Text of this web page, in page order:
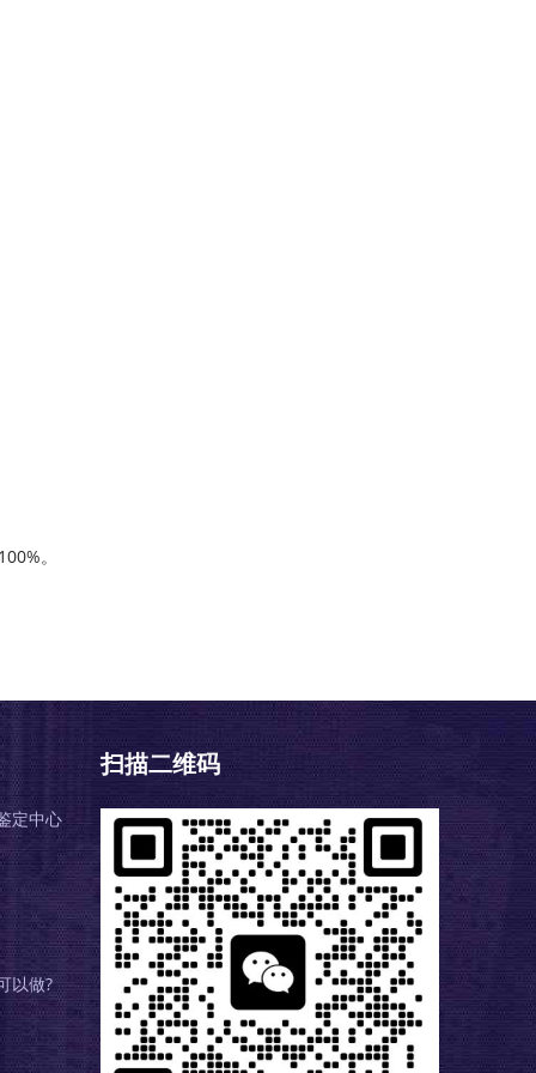
。
定中心
以做?
扫描二维码